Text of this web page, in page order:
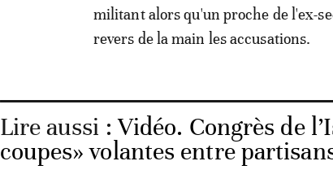
militant alors qu'un proche de l'ex-
revers de la main les accusations.
Lire aussi :Vidéo. Congrès de
coupes» volantes entre